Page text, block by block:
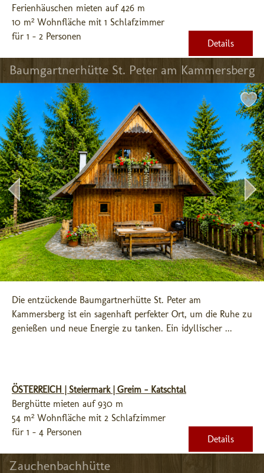
Ferienhäuschen mieten auf 426 m
10 m² Wohnfläche mit 1 Schlafzimmer
für 1 - 2 Personen
Details
Baumgartnerhütte St. Peter am Kammersberg
Die entzückende Baumgartnerhütte St. Peter am
Kammersberg ist ein sagenhaft perfekter Ort, um die Ruhe zu
genießen und neue Energie zu tanken. Ein idyllischer ...
ÖSTERREICH | Steiermark | Greim - Katschtal
Berghütte mieten auf 930 m
54 m² Wohnfläche mit 2 Schlafzimmer
für 1 - 4 Personen
Details
Zauchenbachhütte